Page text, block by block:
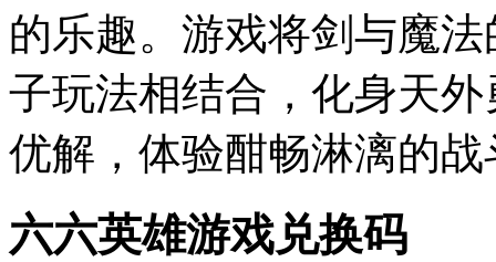
的乐趣。游戏将剑与魔
子玩法相结合，化身天
优解，体验酣畅淋漓的
六六英雄游戏兑换码